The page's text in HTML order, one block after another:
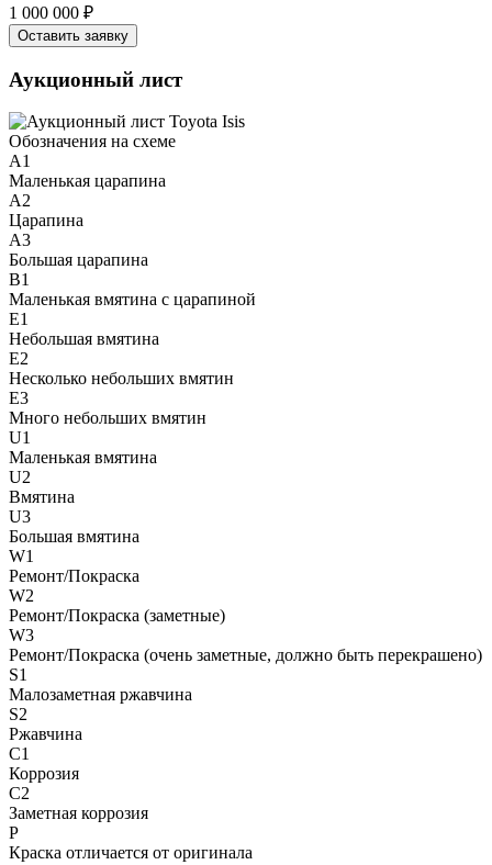
1 000 000 ₽
Оставить заявку
Аукционный лист
Обозначения на схеме
A1
Маленькая царапина
A2
Царапина
A3
Большая царапина
B1
Маленькая вмятина с царапиной
E1
Небольшая вмятина
E2
Несколько небольших вмятин
E3
Много небольших вмятин
U1
Маленькая вмятина
U2
Вмятина
U3
Большая вмятина
W1
Ремонт/Покраска
W2
Ремонт/Покраска (заметные)
W3
Ремонт/Покраска (очень заметные, должно быть перекрашено)
S1
Малозаметная ржавчина
S2
Ржавчина
C1
Коррозия
C2
Заметная коррозия
P
Краска отличается от оригинала